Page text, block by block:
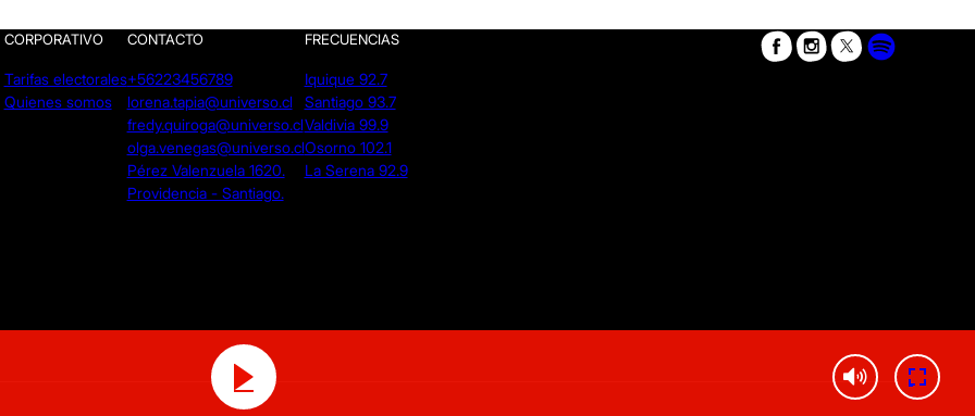
CORPORATIVO
Tarifas electorales
Quienes somos
CONTACTO
+56223456789
lorena.tapia@universo.cl
fredy.quiroga@universo.cl
olga.venegas@universo.cl
Pérez Valenzuela 1620.
Providencia - Santiago.
FRECUENCIAS
Iquique 92.7
Santiago 93.7
Valdivia 99.9
Osorno 102.1
La Serena 92.9